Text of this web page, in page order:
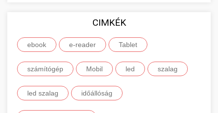
CIMKÉK
ebook e-reader Tablet
számítógép Mobil led szalag
led szalag időállóság